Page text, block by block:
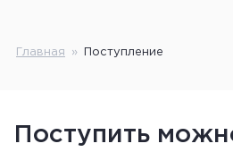
Главная » Поступление
Поступить